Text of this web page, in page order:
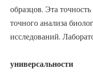
образцов. Эта
точного анализа
исследований.
универсальности